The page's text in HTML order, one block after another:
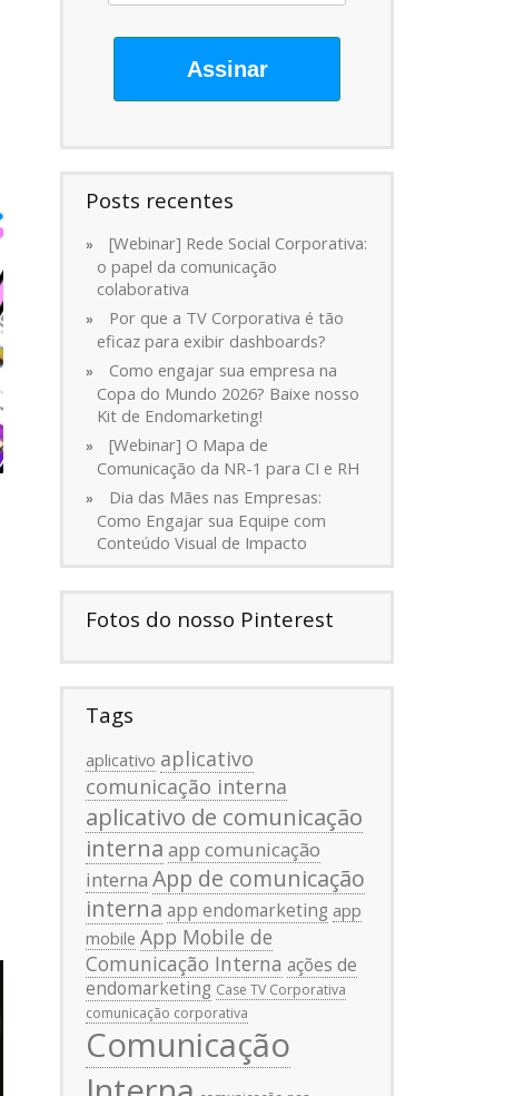
Assinar
Posts recentes
[Webinar] Rede Social Corporativa:
o papel da comunicação
colaborativa
Por que a TV Corporativa é tão
eficaz para exibir dashboards?
Como engajar sua empresa na
Copa do Mundo 2026? Baixe nosso
Kit de Endomarketing!
[Webinar] O Mapa de
Comunicação da NR-1 para CI e RH
Dia das Mães nas Empresas:
Como Engajar sua Equipe com
Conteúdo Visual de Impacto
Fotos do nosso Pinterest
Tags
aplicativo aplicativo
comunicação interna
aplicativo de comunicação
interna app comunicação
interna App de comunicação
interna app endomarketing app
mobile App Mobile de
Comunicação Interna ações de
endomarketing Case TV Corporativa
comunicação corporativa
Comunicação